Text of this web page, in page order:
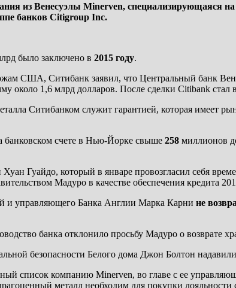
из Венесуэлы Minerven, специализирующаяся
банков Citigroup Inc.
было заключено в 2015 году.
США, Ситибанк заявил, что Центральный банк
около 1,6 млрд долларов. После сделки Citibank стал
Ситибанком служит гарантией, которая имеет
банковском счете в Нью-Йорке свыше 258 миллионов
Гуайдо, который в январе провозгласил себя
Мадуро в качестве обеспечения кредита
и управляющего Банка Англии Марка Карни не
банка отклонило просьбу Мадуро о возврате
безопасности Белого дома Джон Болтон
список компанию Minerven, во главе с ее
металл необходим для покупки лояльности